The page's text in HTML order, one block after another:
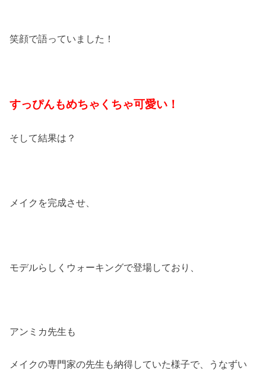
笑顔で語っていました！
すっぴんもめちゃくちゃ可愛い！
そして結果は？
メイクを完成させ、
モデルらしくウォーキングで登場しており、
アンミカ先生も
メイクの専門家の先生も納得していた様子で、うなずい